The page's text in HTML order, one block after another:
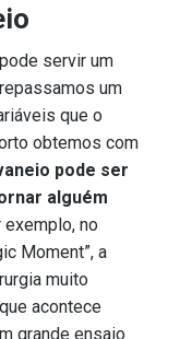
servir um
um
que o
obtemos com
pode ser
alguém
exemplo, no
Moment”, a
muito
acontece
grande ensaio